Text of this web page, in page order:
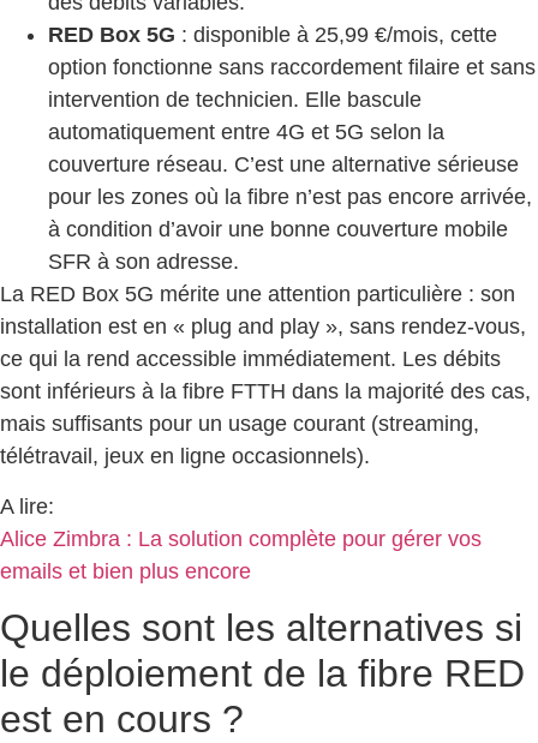
RED Box 5G : disponible à 25,99 €/mois, cette
option fonctionne sans raccordement filaire et sans
intervention de technicien. Elle bascule
automatiquement entre 4G et 5G selon la
couverture réseau. C’est une alternative sérieuse
pour les zones où la fibre n’est pas encore arrivée,
à condition d’avoir une bonne couverture mobile
SFR à son adresse.
La RED Box 5G mérite une attention particulière : son
installation est en « plug and play », sans rendez-vous,
ce qui la rend accessible immédiatement. Les débits
sont inférieurs à la fibre FTTH dans la majorité des cas,
mais suffisants pour un usage courant (streaming,
télétravail, jeux en ligne occasionnels).
A lire:
Alice Zimbra : La solution complète pour gérer vos
emails et bien plus encore
Quelles sont les alternatives si
le déploiement de la fibre RED
est en cours ?